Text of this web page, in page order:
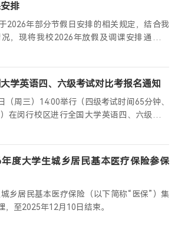
排
2026年部分节假日安排的相关规定，结合我
，现将我校2026年放假及调课安排通知如
学英语四、六级考试对比考报名通知
（周三）14:00举行（四级考试时间65分钟、
在闵行校区进行全国大学英语四、六级对比
听力和阅读（不考作文、翻译）。
度大学生城乡居民基本医疗保险参保
乡居民基本医疗保险（以下简称“医保”）集
，至2025年12月10日结束。